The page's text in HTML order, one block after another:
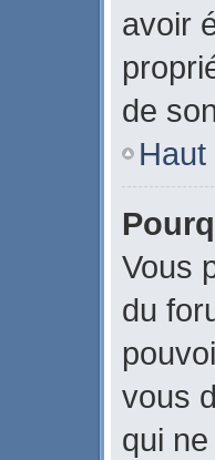
avoir
de
Haut
Vous
du
vous
qui